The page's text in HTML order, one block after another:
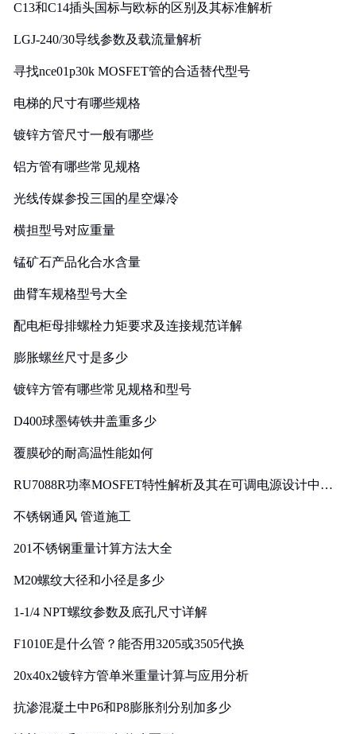
C13和C14插头国标与欧标的区别及其标准解析
LGJ-240/30导线参数及载流量解析
寻找nce01p30k MOSFET管的合适替代型号
电梯的尺寸有哪些规格
镀锌方管尺寸一般有哪些
铝方管有哪些常见规格
光线传媒参投三国的星空爆冷
横担型号对应重量
锰矿石产品化合水含量
曲臂车规格型号大全
配电柜母排螺栓力矩要求及连接规范详解
膨胀螺丝尺寸是多少
镀锌方管有哪些常见规格和型号
D400球墨铸铁井盖重多少
覆膜砂的耐高温性能如何
RU7088R功率MOSFET特性解析及其在可调电源设计中的
不锈钢通风 管道施工
201不锈钢重量计算方法大全
M20螺纹大径和小径是多少
1-1/4 NPT螺纹参数及底孔尺寸详解
F1010E是什么管？能否用3205或3505代换
20x40x2镀锌方管单米重量计算与应用分析
抗渗混凝土中P6和P8膨胀剂分别加多少